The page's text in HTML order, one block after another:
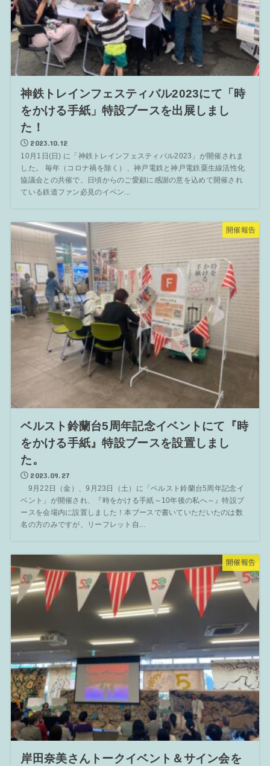
神鉄トレインフェスティバル2023にて「時
をかける手紙」特設ブースを出展しまし
た！
2023.10.12
10月1日(日) に「神鉄トレインフェスティバル2023」が開催されま
した。 毎年（コロナ禍を除く）、神戸電鉄と神戸電鉄粟生線活性化
協議会との共催で、日頃からのご愛顧に感謝の意を込めて開催され
ている鉄道ファン必見のイベン...
開催報告
ベルスト鈴蘭台5周年記念イベントにて『時
をかける手紙』特設ブースを設置しまし
た。
2023.09.27
9月22日（金）、9月23日（土）に「ベルスト鈴蘭台5周年記念イ
ベント」が開催され、『時をかける手紙～10年後の私へ～』特設ブ
ースを会場内に設置しました！本ブースで書いていただいたのは数
名の方のみですが、リーフレット自...
開催報告
岸田奈美さんトークイベント＆サイン会を